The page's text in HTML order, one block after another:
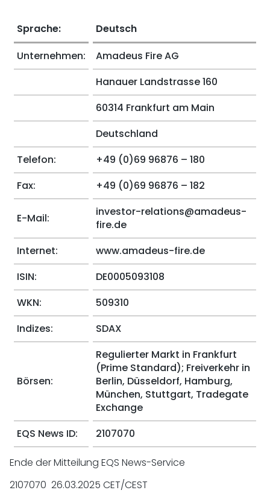
Sprache:
Deutsch
Unternehmen:
Amadeus Fire AG
Hanauer Landstrasse 160
60314 Frankfurt am Main
Deutschland
Telefon:
+49 (0)69 96876 – 180
Fax:
+49 (0)69 96876 – 182
E-Mail:
investor-relations@amadeus-
fire.de
Internet:
www.amadeus-fire.de
ISIN:
DE0005093108
WKN:
509310
Indizes:
SDAX
Börsen:
Regulierter Markt in Frankfurt
(Prime Standard); Freiverkehr in
Berlin, Düsseldorf, Hamburg,
München, Stuttgart, Tradegate
Exchange
EQS News ID:
2107070
Ende der Mitteilung EQS News-Service
2107070 26.03.2025 CET/CEST